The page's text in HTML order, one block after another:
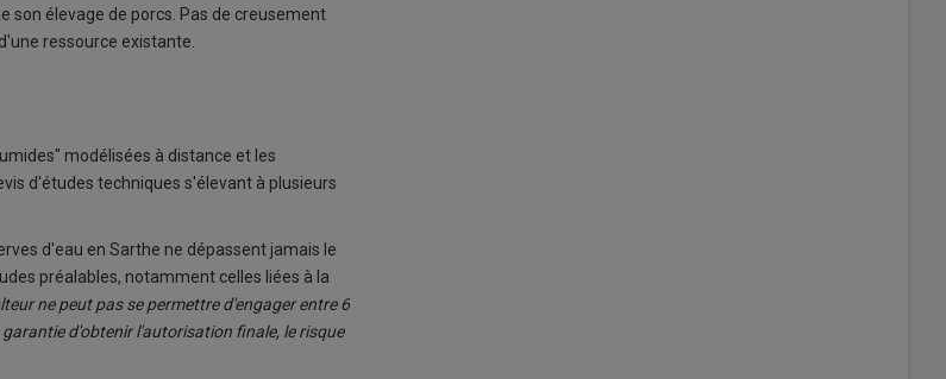
son élevage de porcs. Pas de creusement
ressource existante.
modélisées à distance et les
d'études techniques s'élevant à plusieurs
d'eau en Sarthe ne dépassent jamais le
préalables, notamment celles liées à la
ne peut pas se permettre d'engager entre 6
d'obtenir l'autorisation finale, le risque